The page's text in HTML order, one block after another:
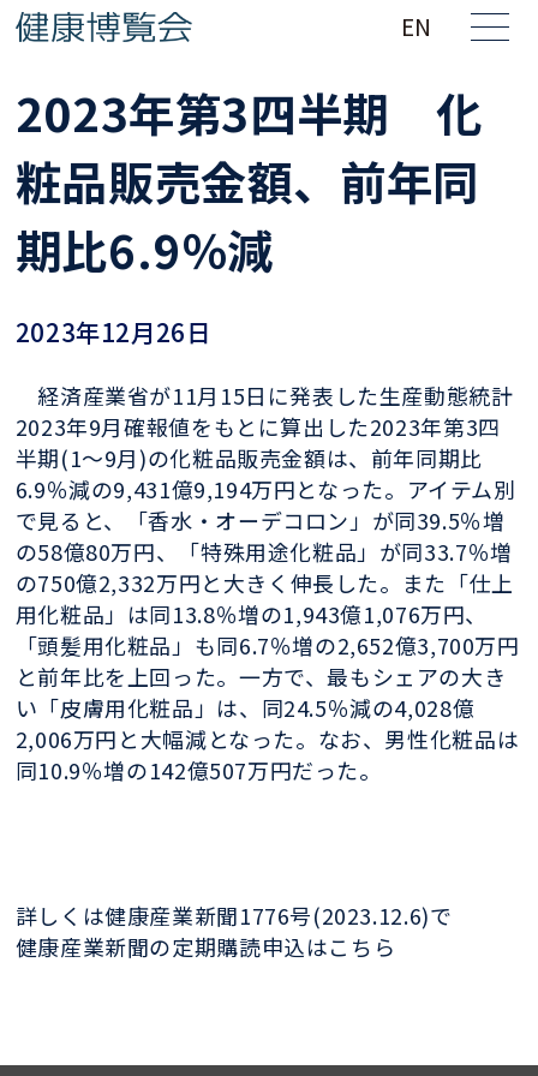
EN
2023年第3四半期 化
粧品販売金額、前年同
期比6.9％減
2023年12月26日
経済産業省が11月15日に発表した生産動態統計
2023年9月確報値をもとに算出した2023年第3四
半期(1〜9月)の化粧品販売金額は、前年同期比
6.9％減の9,431億9,194万円となった。アイテム別
で見ると、「香水・オーデコロン」が同39.5％増
の58億80万円、「特殊用途化粧品」が同33.7％増
の750億2,332万円と大きく伸長した。また「仕上
用化粧品」は同13.8％増の1,943億1,076万円、
「頭髪用化粧品」も同6.7％増の2,652億3,700万円
と前年比を上回った。一方で、最もシェアの大き
い「皮膚用化粧品」は、同24.5％減の4,028億
2,006万円と大幅減となった。なお、男性化粧品は
同10.9％増の142億507万円だった。
詳しくは健康産業新聞1776号(2023.12.6)で
健康産業新聞の定期購読申込はこちら